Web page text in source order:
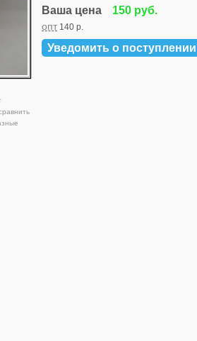
Ваша цена 150 руб.
опт 140 р.
Уведомить о поступлении